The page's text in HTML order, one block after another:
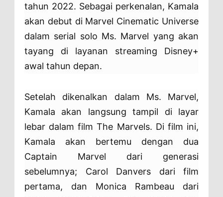
tahun 2022. Sebagai perkenalan, Kamala
akan debut di Marvel Cinematic Universe
dalam serial solo Ms. Marvel yang akan
tayang di layanan streaming Disney+
awal tahun depan.
Setelah dikenalkan dalam Ms. Marvel,
Kamala akan langsung tampil di layar
lebar dalam film The Marvels. Di film ini,
Kamala akan bertemu dengan dua
Captain Marvel dari generasi
sebelumnya; Carol Danvers dari film
pertama, dan Monica Rambeau dari